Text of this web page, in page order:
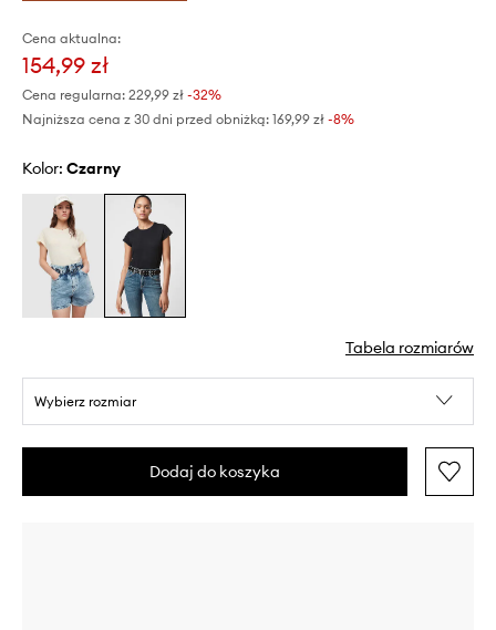
Cena aktualna:
154,99 zł
Cena regularna: 229,99 zł -32%
Najniższa cena z 30 dni przed obniżką: 169,99 zł -8%
Kolor: czarny
Tabela rozmiarów
Wybierz rozmiar
Dodaj do koszyka